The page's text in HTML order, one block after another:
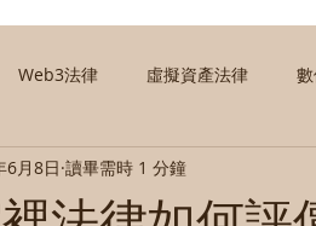
Web3法律 虛擬資產法律
法律
6月8日 讀畢需時 1 分鐘